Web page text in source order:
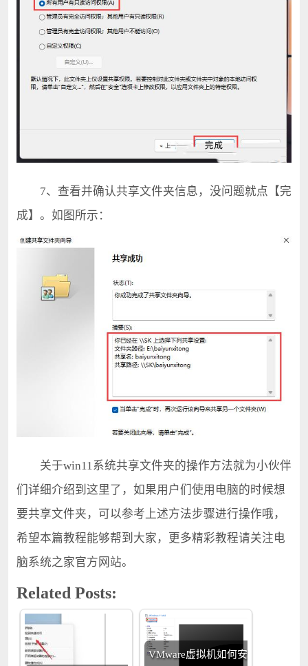
7、查看并确认共享文件夹信息，没问题就点【完
成】。如图所示：
关于win11系统共享文件夹的操作方法就为小伙伴
们详细介绍到这里了，如果用户们使用电脑的时候想
要共享文件夹，可以参考上述方法步骤进行操作哦，
希望本篇教程能够帮到大家，更多精彩教程请关注电
脑系统之家官方网站。
Related Posts:
VMware虚拟机如何安